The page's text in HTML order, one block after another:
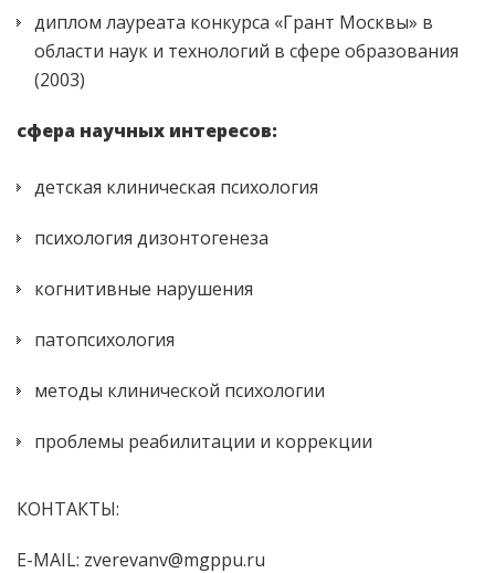
диплом лауреата конкурса «Грант Москвы» в
области наук и технологий в сфере образования
(2003)
сфера научных интересов:
детская клиническая психология
психология дизонтогенеза
когнитивные нарушения
патопсихология
методы клинической психологии
проблемы реабилитации и коррекции
КОНТАКТЫ:
E-MAIL: zverevanv@mgppu.ru